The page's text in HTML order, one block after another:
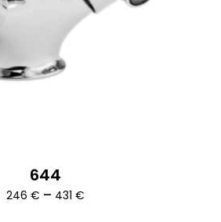
644
246 € – 431 €Ártartomány: